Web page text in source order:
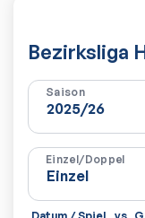
Bezirksliga
Saison
Einzel/Doppel